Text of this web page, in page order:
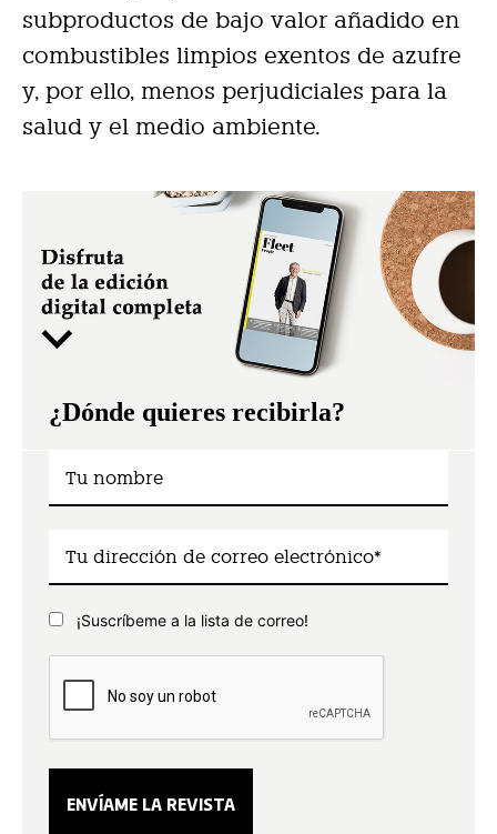
subproductos de bajo valor añadido en
combustibles limpios exentos de azufre
y, por ello, menos perjudiciales para la
salud y el medio ambiente.
¿Dónde quieres recibirla?
¡Suscríbeme a la lista de correo!